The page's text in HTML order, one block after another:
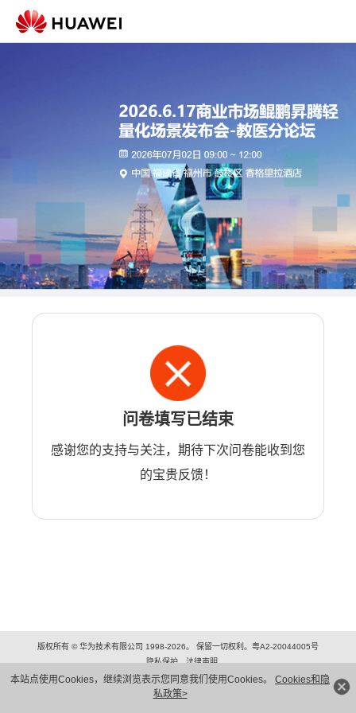
本站点使用Cookies，继续浏览表示您同意我们使用Cookies。 Cookies和隐
私政策>
问卷填写已结束
感谢您的支持与关注，期待下次问卷能收到您
的宝贵反馈！
版权所有 © 华为技术有限公司 1998-2026。 保留一切权利。粤A2-20044005号
隐私保护
法律声明